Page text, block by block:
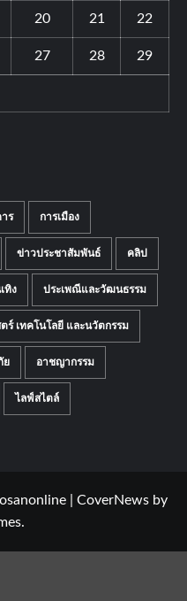
20 21 22
27 28 29
ร การเมือง
ข่าวประชาสัมพันธ์ คลิป
ทิง ประเพณีและวัฒนธรรม
ร์ เทคโนโลยี และนวัตกรรม
ย อาชญากรรม
ไลฟ์สไตล์
CoverNews by